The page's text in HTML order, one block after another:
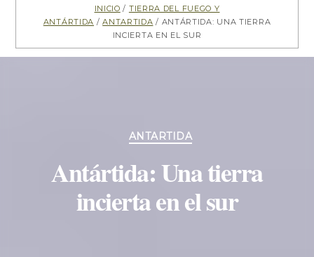
Inicio / Tierra del Fuego y
Antártida /Antartida / Antártida: Una tierra
incierta en el sur
Categorías
ANTARTIDA
Antártida: Una tierra
incierta en el sur